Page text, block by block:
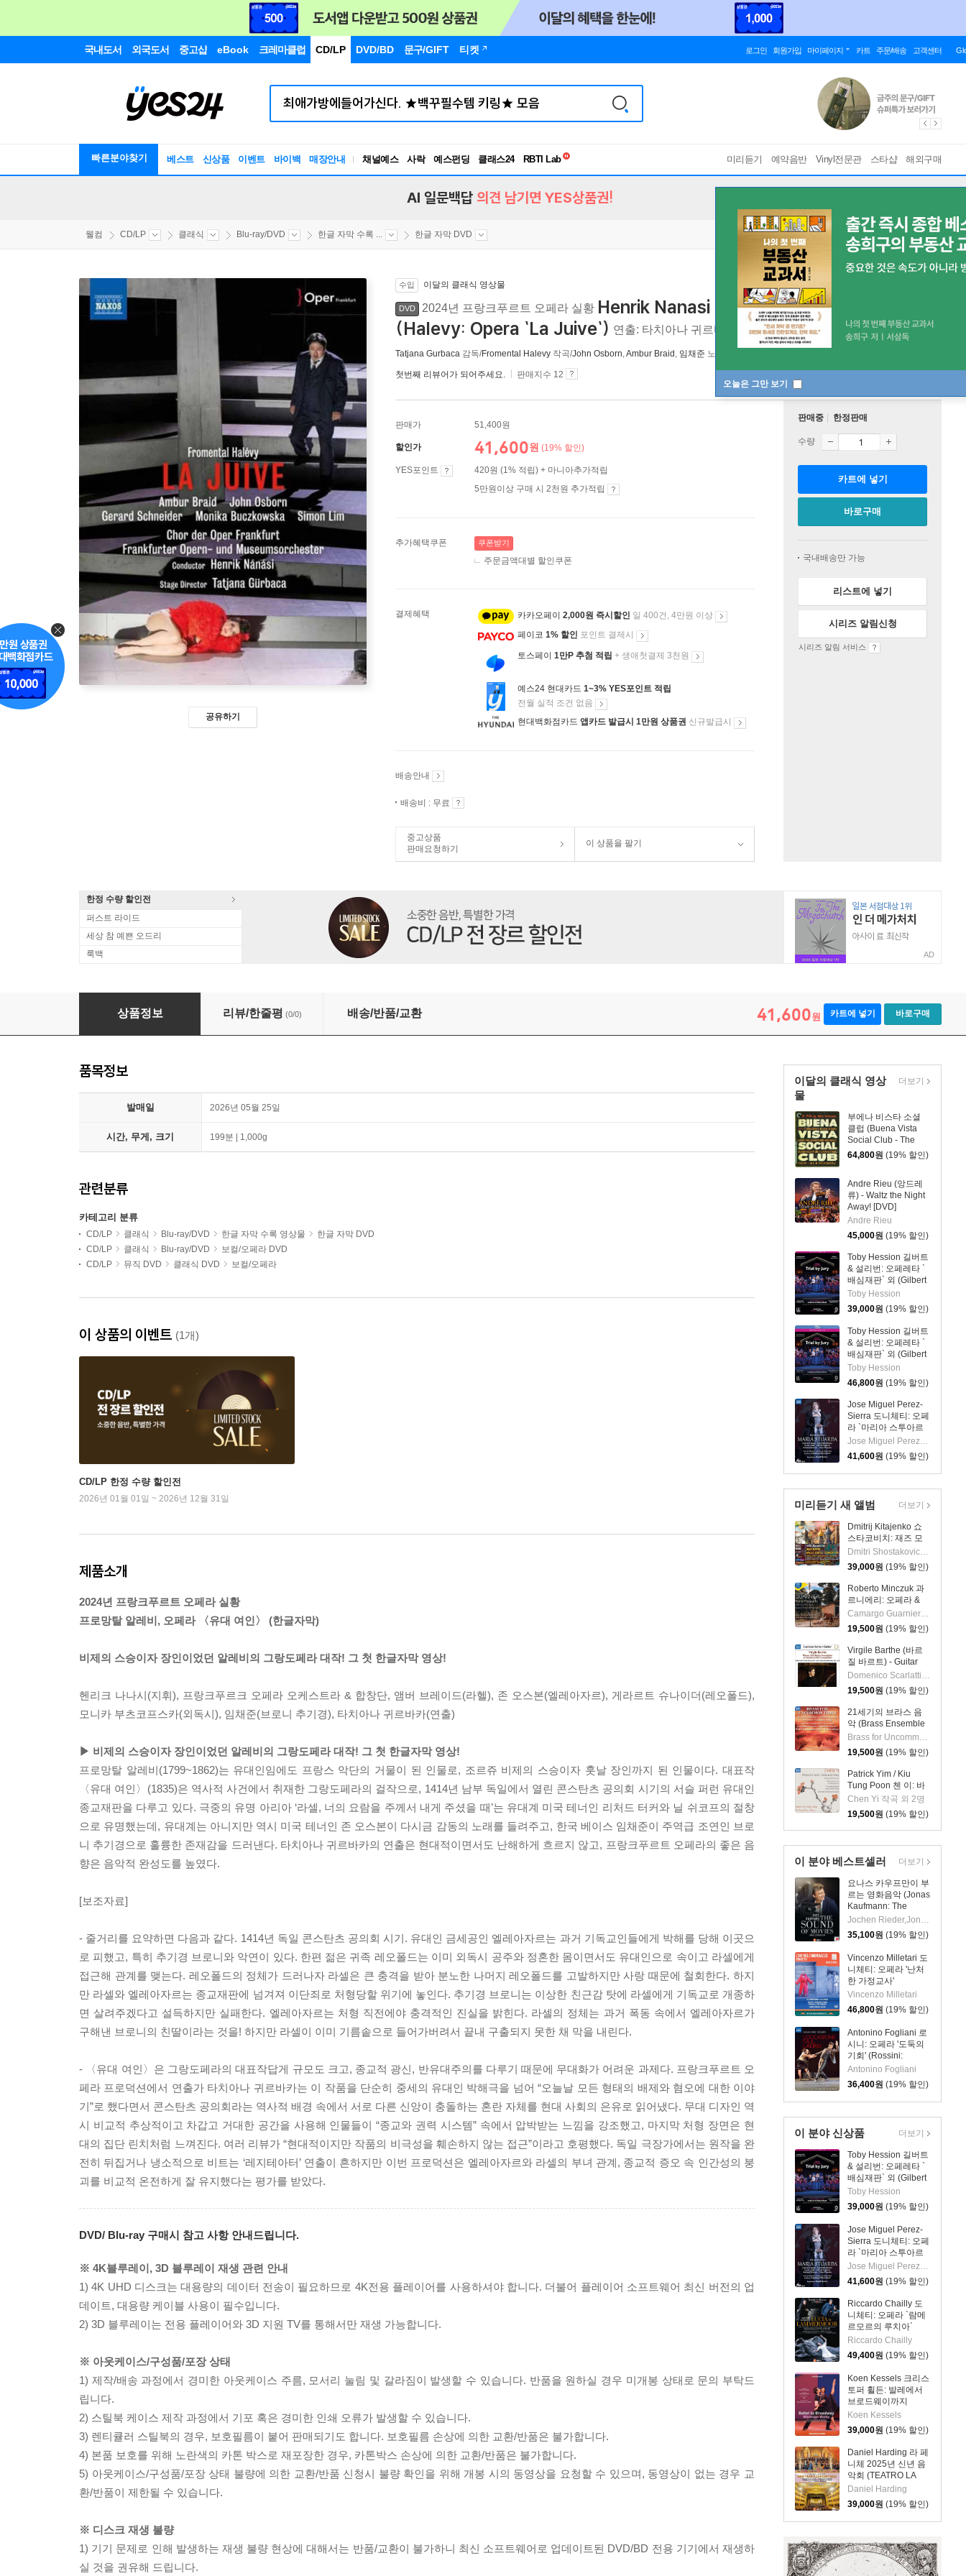
국내도서 외국도서 중고샵 eBook 크레마클럽 CD/LP DVD/BD 문구/GIFT 티켓 로그인 회원가입 마이페이지 카트 주문/배송 고객센터
빠른분야찾기 베스트 신상품 이벤트 바이백 매장안내 채널예스 사락 예스펀딩 클래스24
독서유형검사
미리듣기 예약음반 Vinyl전문관 스타샵 해외구매
오늘은 그만 보기
AI 일문백답 의견 남기면 YES상품권!
웰컴 CD/LP 클래식 Blu-ray/DVD 한글 자막 수록 ... 한글 자막 DVD
공유하기
수입 이달의 클래식 영상물
DVD 2024년 프랑크푸르트 오페라 실황 Henrik Nanasi 알레비: 오페라 `유대 여인`
(Halevy: Opera `La Juive`) 연출: 타치아나 귀르바카 [ 한글 자막 ]
Tatjana Gurbaca 감독/Fromental Halevy 작곡/John Osborn,Ambur Braid , 임채준 노래 외 2명
첫번째 리뷰어가 되어주세요. 판매지수 12
판매가 51,400원
할인가 41,600원 (19% 할인)
YES포인트
420원 (1% 적립) + 마니아추가적립
5만원이상 구매 시 2천원 추가적립
추가혜택쿠폰 쿠폰받기
주문금액대별 할인쿠폰
결제혜택 카카오페이 2,000원 즉시할인 일 400건, 4만원 이상
페이코 1% 할인 포인트 결제시
토스페이 1만P 추첨 적립 + 생애첫결제 3천원
예스24 현대카드 1~3% YES포인트 적립
전월 실적 조건 없음
현대백화점카드 앱카드 발급시 1만원 상품권 신규발급시
배송안내
배송비 : 무료
중고상품
판매요청하기
이 상품을 팔기
판매중 한정판매
수량
카트에 넣기
바로구매
국내배송만 가능
리스트에 넣기
시리즈 알림신청
시리즈 알림 서비스
한정 수량 할인전
퍼스트 라이드
세상 참 예쁜 오드리
룩백
AD
Henrik Nanasi 알레비: 오페라 `유대 여인` (Halevy: Opera `La Juive`)
상품정보 리뷰/한줄평 (0/0) 배송/반품/교환 41,600원 카트에 넣기 바로구매
이달의 클래식 영상
물
부에나 비스타 소셜
클럽 (Buena Vista
Social Club - The
Criterion Collection)
64,800원 (19% 할인)
Andre Rieu (앙드레
류) - Waltz the Night
Away! [DVD]
Andre Rieu
45,000원 (19% 할인)
Toby Hession 길버트
& 설리번: 오페레타 `
배심재판` 외 (Gilbert
& Sullivan: Operetta
`Trial By Jury`)
Toby Hession
39,000원 (19% 할인)
Toby Hession 길버트
& 설리번: 오페레타 `
배심재판` 외 (Gilbert
& Sullivan: Operetta
`Trial By Jury`)
Toby Hession
46,800원 (19% 할인)
Jose Miguel Perez-
Sierra 도니체티: 오페
라 `마리아 스투아르
다` (Donizetti: Opera
`Maria Stuarda`)
Jose Miguel Perez-Sierra
41,600원 (19% 할인)
더보기
미리듣기 새 앨범
Dmitrij Kitajenko 쇼
스타코비치: 재즈 모
음곡, 발레 모음곡, 협
주곡들
(Shostakovich: Jazz
Suite; Ballet Suites;
Concertos)
Dmitri Shostakovich 작곡 외 6명
39,000원 (19% 할인)
Roberto Minczuk 과
르니에리: 오페라 &
관현악 작품집
(Guarnieri: Pedro
Malazarte)
Camargo Guarnieri 작곡 외 2명
19,500원 (19% 할인)
Virgile Barthe (바르
질 바르트) - Guitar
Recital (기타 리사이
틀)
Domenico Scarlatti 작곡 외 5명
19,500원 (19% 할인)
21세기의 브라스 음
악 (Brass Ensemble
Music - 21st Century)Brass for Uncommon Times 실내악
19,500원 (19% 할인)
Patrick Yim / Kiu
Tung Poon 첸 이: 바
이올린, 비올라, 피아
노 작품집 (Chen Yi:
Works For Violin,
Viola And Piano)
Chen Yi 작곡 외 2명
19,500원 (19% 할인)
더보기
이 분야 베스트셀러
요나스 카우프만이 부
르는 영화음악 (Jonas
Kaufmann: The
Sound of Movies)
Jochen Rieder,Jonas Kaufmann, Czech National Symphony Orchestra
35,100원 (19% 할인)
Vincenzo Milletari 도
니체티: 오페라 '난처
한 가정교사'
(Donizetti: L'ajo
nell'imbarazzo)
Vincenzo Milletari
46,800원 (19% 할인)
Antonino Fogliani 로
시니: 오페라 '도둑의
기회' (Rossini:
L'Occasione fa il
Ladro)
Antonino Fogliani
36,400원 (19% 할인)
더보기
이 분야 신상품
Toby Hession 길버트
& 설리번: 오페레타 `
배심재판` 외 (Gilbert
& Sullivan: Operetta
`Trial By Jury`)
Toby Hession
39,000원 (19% 할인)
Jose Miguel Perez-
Sierra 도니체티: 오페
라 `마리아 스투아르
다` (Donizetti: Opera
`Maria Stuarda`)
41,600원 (19% 할인)
Riccardo Chailly 도
니체티: 오페라 `람메
르모르의 루치아`
(Donizetti: Opera
`Lucia Di
Lammermoor`)
Riccardo Chailly
49,400원 (19% 할인)
Koen Kessels 크리스
토퍼 휠든: 발레에서
브로드웨이까지
(Wheeldon: Ballet to
Broadway)
Koen Kessels
39,000원 (19% 할인)
Daniel Harding 라 페
니체 2025년 신년 음
악회 (TEATRO LA
FENICE: New Year's
Concert 2025)
Daniel Harding
39,000원 (19% 할인)
더보기
품목정보
발매일 2026년 05월 25일
시간, 무게, 크기 199분 | 1,000g
관련분류
카테고리 분류
CD/LP 클래식 Blu-ray/DVD 한글 자막 수록 영상물
한글 자막 DVD
CD/LP
클래식 Blu-ray/DVD
보컬/오페라 DVD
CD/LP
뮤직 DVD 클래식 DVD 보컬/오페라
이 상품의 이벤트 (1개)
CD/LP 한정 수량 할인전
2026년 01월 01일 ~ 2026년 12월 31일
제품소개
2024년 프랑크푸르트 오페라 실황
프로망탈 알레비, 오페라 〈유대 여인〉 (한글자막)
비제의 스승이자 장인이었던 알레비의 그랑도페라 대작! 그 첫 한글자막 영상!
헨리크 나나시(지휘), 프랑크푸르크 오페라 오케스트라 & 합창단, 앰버 브레이드(라헬), 존 오스본(엘레아자르), 게라르트 슈나이더(레오폴드),
모니카 부츠코프스카(외독시), 임채준(브로니 추기경), 타치아나 귀르바카(연출)
▶ 비제의 스승이자 장인이었던 알레비의 그랑도페라 대작! 그 첫 한글자막 영상!
프로망탈 알레비(1799~1862)는 유대인임에도 프랑스 악단의 거물이 된 인물로, 조르쥬 비제의 스승이자 훗날 장인까지 된 인물이다. 대표작
〈유대 여인〉(1835)은 역사적 사건에서 취재한 그랑도페라의 걸작으로, 1414년 남부 독일에서 열린 콘스탄츠 공의회 시기의 서슬 퍼런 유대인
종교재판을 다루고 있다. 극중의 유명 아리아 ‘라셀, 너의 요람을 주께서 내게 주셨을 때’는 유대계 미국 테너인 리처드 터커와 닐 쉬코프의 절창
으로 유명했는데, 유대계는 아니지만 역시 미국 테너인 존 오스본이 다시금 감동의 노래를 들려주고, 한국 베이스 임채준이 주역급 조연인 브로
니 추기경으로 훌륭한 존재감을 드러낸다. 타치아나 귀르바카의 연출은 현대적이면서도 난해하게 흐르지 않고, 프랑크푸르트 오페라의 좋은 음
향은 음악적 완성도를 높였다.
[보조자료]
- 줄거리를 요약하면 다음과 같다. 1414년 독일 콘스탄츠 공의회 시기. 유대인 금세공인 엘레아자르는 과거 기독교인들에게 박해를 당해 이곳으
로 피했고, 특히 추기경 브로니와 악연이 있다. 한편 젊은 귀족 레오폴드는 이미 외독시 공주와 정혼한 몸이면서도 유대인으로 속이고 라셀에게
접근해 관계를 맺는다. 레오폴드의 정체가 드러나자 라셀은 큰 충격을 받아 분노한 나머지 레오폴드를 고발하지만 사랑 때문에 철회한다. 하지
만 라셀와 엘레아자르는 종교재판에 넘겨져 이단죄로 처형당할 위기에 놓인다. 추기경 브로니는 이상한 친근감 탓에 라셀에게 기독교로 개종하
면 살려주겠다고 설득하지만 실패한다. 엘레아자르는 처형 직전에야 충격적인 진실을 밝힌다. 라셀의 정체는 과거 폭동 속에서 엘레아자르가
구해낸 브로니의 친딸이라는 것을! 하지만 라셀이 이미 기름솥으로 들어가버려서 끝내 구출되지 못한 채 막을 내린다.
- 〈유대 여인〉은 그랑도페라의 대표작답게 규모도 크고, 종교적 광신, 반유대주의를 다루기 때문에 무대화가 어려운 과제다. 프랑크푸르트 오
페라 프로덕션에서 연출가 타치아나 귀르바카는 이 작품을 단순히 중세의 유대인 박해극을 넘어 “오늘날 모든 형태의 배제와 혐오에 대한 이야
기”로 했다면서 콘스탄츠 공의회라는 역사적 배경 속에서 서로 다른 신앙이 충돌하는 혼란 자체를 현대 사회의 은유로 읽어냈다. 무대 디자인 역
시 비교적 추상적이고 차갑고 거대한 공간을 사용해 인물들이 “종교와 권력 시스템” 속에서 압박받는 느낌을 강조했고, 마지막 처형 장면은 현
대의 집단 린치처럼 느껴진다. 여러 리뷰가 “현대적이지만 작품의 비극성을 훼손하지 않는 접근”이라고 호평했다. 독일 극장가에서는 원작을 완
전히 뒤집거나 냉소적으로 비트는 ‘레지테아터’ 연출이 흔하지만 이번 프로덕션은 엘레아자르와 라셀의 부녀 관계, 종교적 증오 속 인간성의 붕
괴를 비교적 온전하게 잘 유지했다는 평가를 받았다.
DVD/ Blu-ray 구매시 참고 사항 안내드립니다.
※ 4K블루레이, 3D 블루레이 재생 관련 안내
1) 4K UHD 디스크는 대용량의 데이터 전송이 필요하므로 4K전용 플레이어를 사용하셔야 합니다. 더불어 플레이어 소프트웨어 최신 버전의 업
데이트, 대용량 케이블 사용이 필수입니다.
2) 3D 블루레이는 전용 플레이어와 3D 지원 TV를 통해서만 재생 가능합니다.
※ 아웃케이스/구성품/포장 상태
1) 제작/배송 과정에서 경미한 아웃케이스 주름, 모서리 눌림 및 갈라짐이 발생할 수 있습니다. 반품을 원하실 경우 미개봉 상태로 문의 부탁드
립니다.
2) 스틸북 케이스 제작 과정에서 기포 혹은 경미한 인쇄 오류가 발생할 수 있습니다.
3) 렌티큘러 스틸북의 경우, 보호필름이 붙어 판매되기도 합니다. 보호필름 손상에 의한 교환/반품은 불가합니다.
4) 본품 보호를 위해 노란색의 카톤 박스로 재포장한 경우, 카톤박스 손상에 의한 교환/반품은 불가합니다.
5) 아웃케이스/구성품/포장 상태 불량에 의한 교환/반품 신청시 불량 확인을 위해 개봉 시의 동영상을 요청할 수 있으며, 동영상이 없는 경우 교
환/반품이 제한될 수 있습니다.
※ 디스크 재생 불량
1) 기기 문제로 인해 발생하는 재생 불량 현상에 대해서는 반품/교환이 불가하니 최신 소프트웨어로 업데이트된 DVD/BD 전용 기기에서 재생하
실 것을 권유해 드립니다.